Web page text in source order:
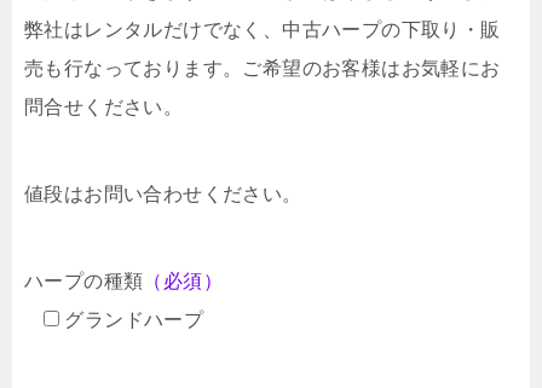
弊社はレンタルだけでなく、中古ハープの下取り・販
売も行なっております。ご希望のお客様はお気軽にお
問合せください。
値段はお問い合わせください。
ハープの種類 （必須）
グランドハープ